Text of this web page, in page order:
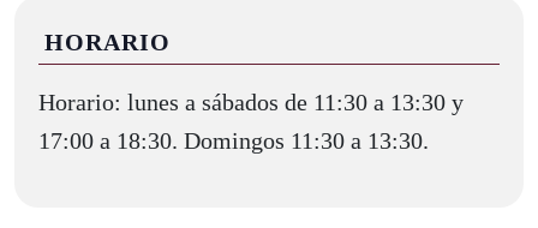
HORARIO
Horario: lunes a sábados de 11:30 a 13:30 y
17:00 a 18:30. Domingos 11:30 a 13:30.